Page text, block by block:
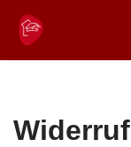
Zum
Widerruf